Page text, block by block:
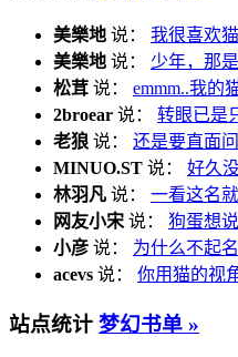
美樂地 说： 我很喜欢
美樂地 说： 少年，那
松茸 说： emmm..我的
2broear 说： 转眼已是
老狼 说： 还是要直面
MINUO.ST 说： 好久
林羽凡 说： 一看这名
网友小宋 说： 狗蛋想
小彦 说： 为什么不起
acevs 说： 你用猫的视
站点统计 梦幻书单 »